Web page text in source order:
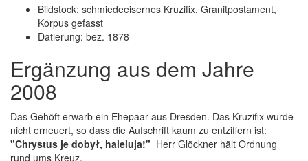
Bildstock: schmiedeeisernes Kruzifix, Granitpostament,
Korpus gefasst
Datierung: bez. 1878
Ergänzung aus dem Jahre
2008
Das Gehöft erwarb ein Ehepaar aus Dresden. Das Kruzifix wurde
nicht erneuert, so dass die Aufschrift kaum zu entziffern ist:
"Chrystus je dobył, haleluja!" Herr Glöckner hält Ordnung
rund ums Kreuz.